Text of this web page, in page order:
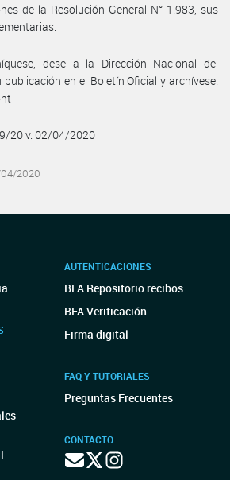
de la Resolución General N° 1.983, sus
dese a la Dirección Nacional del
en el Boletín Oficial y archívese.
20 v. 02/04/2020
2020
AUTENTICACIONES
BFA Repositorio recibos
BFA Verificación
Firma digital
FAQ Y TUTORIALES
Preguntas Frecuentes
CONTACTO